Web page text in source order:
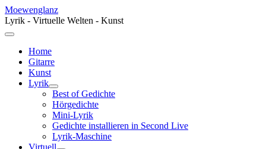
Moewenglanz
Lyrik - Virtuelle Welten - Kunst
Home
Gitarre
Kunst
Lyrik
Best of Gedichte
Hörgedichte
Mini-Lyrik
Gedichte installieren in Second Live
Lyrik-Maschine
Virtuell